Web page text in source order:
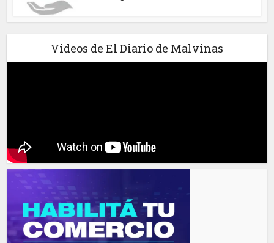
Videos de El Diario de Malvinas